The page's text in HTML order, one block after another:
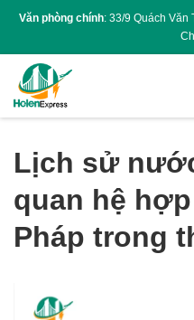
Văn phòng chính: 33/9 Quách Văn
Lịch sử
quan hệ
Pháp trong